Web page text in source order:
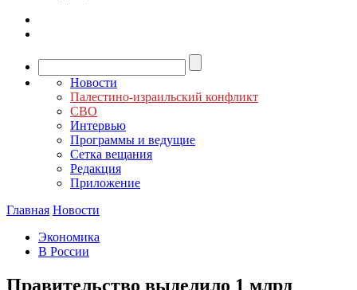
Новости
Палестино-израильский конфликт
СВО
Интервью
Программы и ведущие
Сетка вещания
Редакция
Приложение
Главная Новости
Экономика
В России
Правительство выделило 1 млрд